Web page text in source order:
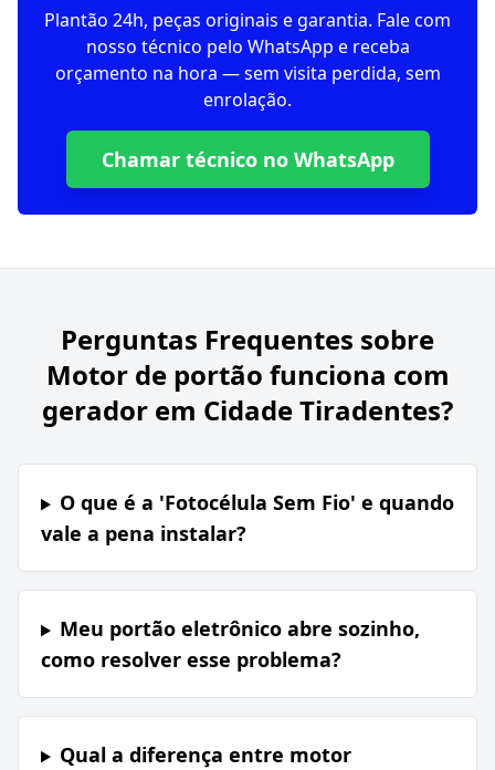
Plantão 24h, peças originais e garantia. Fale com
nosso técnico pelo WhatsApp e receba
orçamento na hora — sem visita perdida, sem
enrolação.
Chamar técnico no WhatsApp
Perguntas Frequentes sobre
Motor de portão funciona com
gerador em Cidade Tiradentes?
O que é a 'Fotocélula Sem Fio' e quando
vale a pena instalar?
Meu portão eletrônico abre sozinho,
como resolver esse problema?
Qual a diferença entre motor